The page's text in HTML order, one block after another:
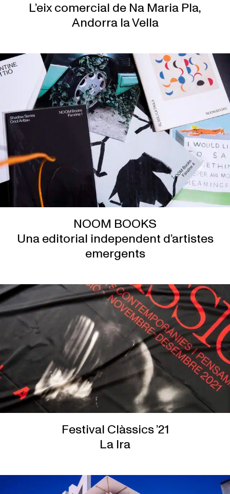
L’eix comercial de Na Maria Pla,
Andorra la Vella
NOOM BOOKS
Una editorial independent d’artistes
emergents
Festival Clàssics ’21
La Ira